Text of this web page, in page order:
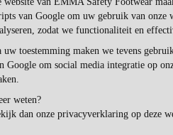
van Google om uw gebruik van onze
zodat we functionaliteit en
uw toestemming maken we tevens
Google om social media integratie op
weten?
dan onze privacyverklaring op deze
BTW -nummer:
KvK-nummer: 57162581